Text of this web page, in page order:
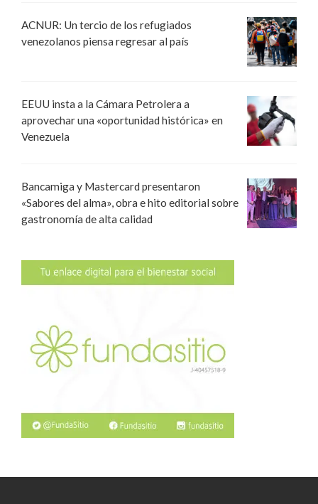
ACNUR: Un tercio de los refugiados
venezolanos piensa regresar al país
EEUU insta a la Cámara Petrolera a
aprovechar una «oportunidad histórica» en
Venezuela
Bancamiga y Mastercard presentaron
«Sabores del alma», obra e hito editorial sobre
gastronomía de alta calidad